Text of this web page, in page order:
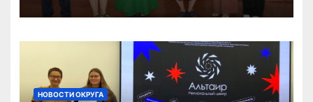
НОВОСТИ ОКРУГА